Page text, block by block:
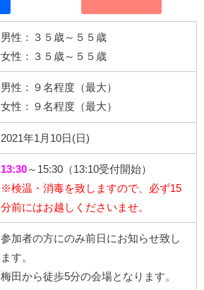
男性：３５歳～５５歳
女性：３５歳～５５歳
男性：９名程度（最大）
女性：９名程度（最大）
2021年1月10日(日)
13:30 ～15:30（13:10受付開始）
※検温・消毒を致しますので、必ず15
分前にはお越しくださいませ。
参加者の方にのみ前日にお知らせ致し
ます。
梅田から徒歩5分の会場となります。